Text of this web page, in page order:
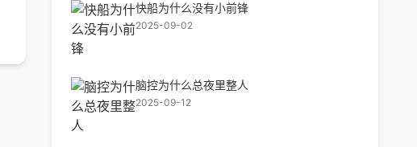
快船为什么没有小前锋
2025-09-02
脑控为什么总夜里整人
2025-09-12